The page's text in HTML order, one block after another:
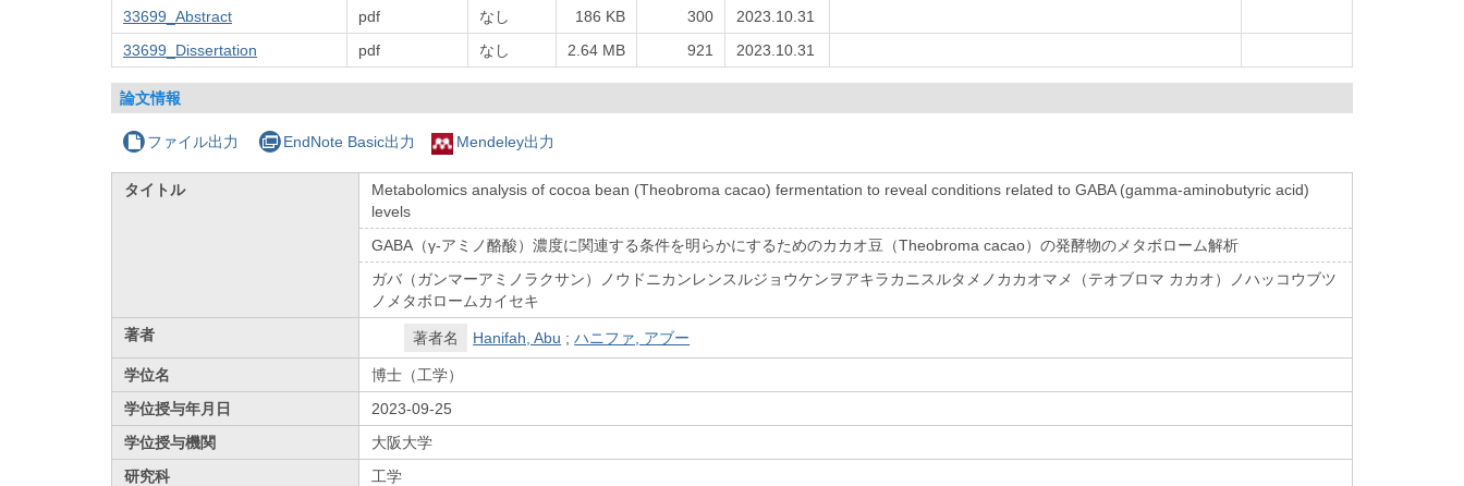
33699_Abstract pdf なし 186 KB 300
2023.10.31
33699_Dissertation
pdf なし 2.64 MB 921 2023.10.31
論文情報
ファイル出力 EndNote Basic出力 Mendeley出力
タイトル
Metabolomics analysis of cocoa bean (Theobroma cacao) fermentation to reveal conditions related to GABA (gamma-aminobutyric acid)
levels
GABA（γ-アミノ酪酸）濃度に関連する条件を明らかにするためのカカオ豆（Theobroma cacao）の発酵物のメタボローム解析
ガバ（ガンマーアミノラクサン）ノウドニカンレンスルジョウケンヲアキラカニスルタメノカカオマメ（テオブロマ カカオ）ノハッコウブツ
ノメタボロームカイセキ
著者
著者名 Hanifah, Abu ;ハニファ, アブー
学位名
博士（工学）
学位授与年月日
2023-09-25
学位授与機関
大阪大学
研究科
工学